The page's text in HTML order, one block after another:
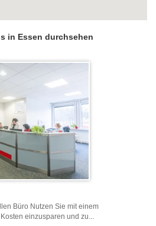
in Essen durchsehen
Büro Nutzen Sie mit einem
einzusparen und zu...